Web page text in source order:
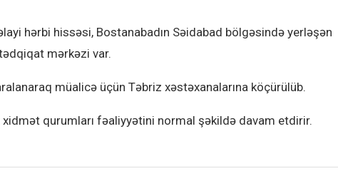
hərbi hissəsi, Bostanabadın Səidabad bölgəsində yerləşən
mərkəzi var.
müalicə üçün Təbriz xəstəxanalarına köçürülüb.
qurumları fəaliyyətini normal şəkildə davam etdirir.